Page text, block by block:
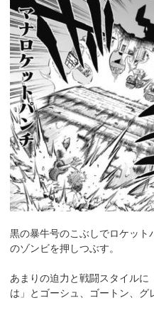
黒の暴牛号のこぶしでロケッ
のゾンビを押しつぶす。
あまりの迫力と戦闘スタイル
は」とゴーシュ、ゴートン、グ